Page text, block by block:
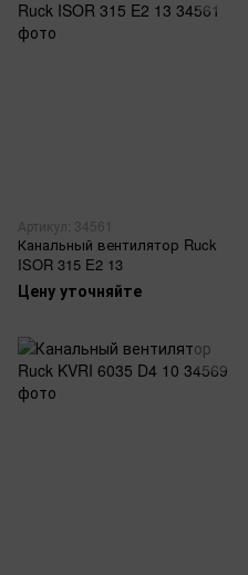
Артикул: 34561
Канальный вентилятор Ruck
ISOR 315 E2 13
Цену уточняйте